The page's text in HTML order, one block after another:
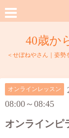
40歳か
＜せぼねやさん｜姿
オンラインレッスン
08:00～08:45
オンラインピ